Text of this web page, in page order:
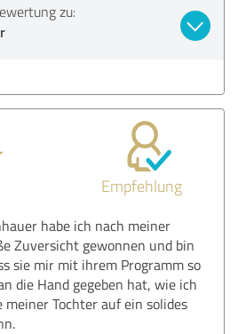
zu:
Empfehlung
habe ich nach meiner
Zuversicht gewonnen und bin
sie mir mit ihrem Programm so
die Hand gegeben hat, wie ich
Tochter auf ein solides